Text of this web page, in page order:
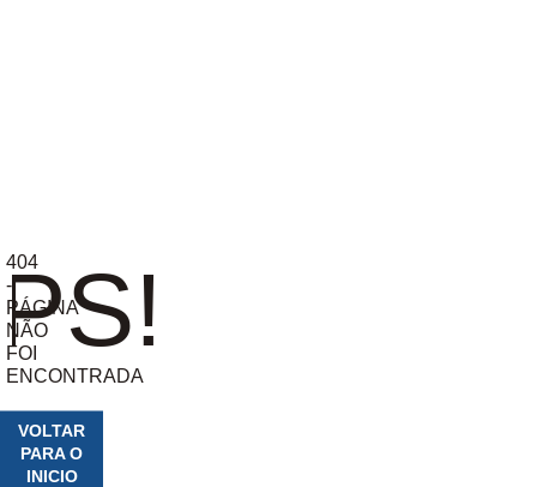
404
-
PÁGINA
NÃO
FOI
ENCONTRADA
VOLTAR
PARA O
INICIO